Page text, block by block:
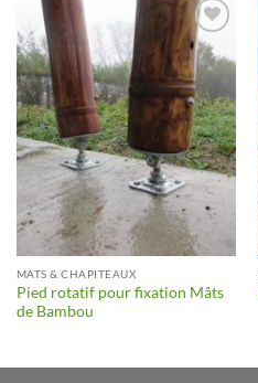
Ajouter
à la liste
d’envies
MATS & CHAPITEAUX
Pied rotatif pour fixation Mâts
de Bambou